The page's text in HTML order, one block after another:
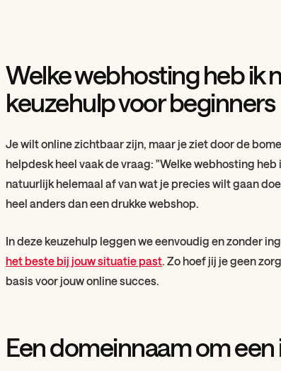
Welke webhosting heb ik
keuzehulp voor beginners
Je wilt online zichtbaar zijn, maar je ziet door de
helpdesk heel vaak de vraag: "Welke webhosting
natuurlijk helemaal af van wat je precies wilt gaan
heel anders dan een drukke webshop.
In deze keuzehulp leggen we eenvoudig en zonder
het beste bij jouw situatie past. Zo hoef jij je geen
basis voor jouw online succes.
Een domeinnaam om